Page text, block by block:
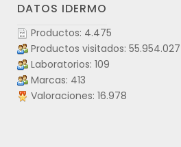
DATOS IDERMO
Productos: 4.475
Productos visitados: 55.954.027
Laboratorios: 109
Marcas: 413
Valoraciones: 16.978